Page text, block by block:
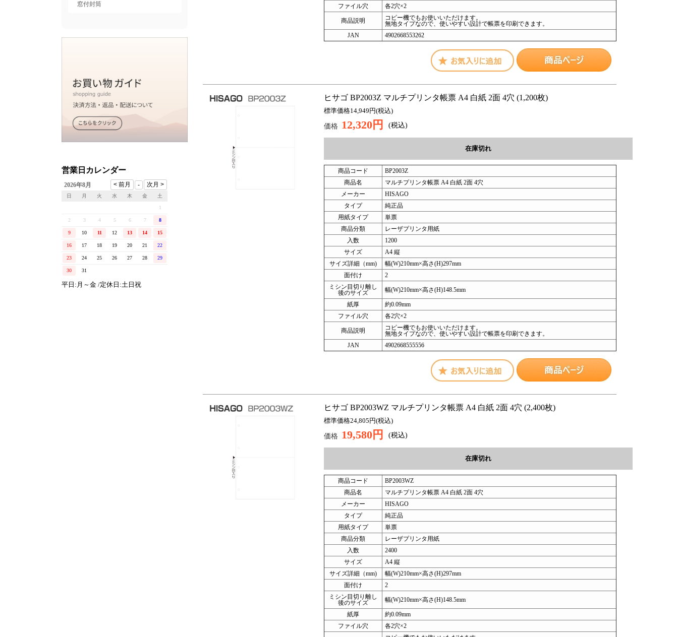
窓付封筒
営業日カレンダー
2026年8月
日 月 火 水 木 金 土
1
2 3 4 5 6 7 8
9 10 11 12 13 14 15
16 17 18 19 20 21 22
23 24 25 26 27 28 29
30 31
平日:月～金 /定休日:土日祝
ファイル穴
各2穴×2
商品説明
コピー機でもお使いいただけます。
無地タイプなので、使いやすい設計で帳票を印刷できます。
JAN
4902668553262
ヒサゴ BP2003Z マルチプリンタ帳票 A4 白紙 2面 4穴 (1,200枚)
標準価格14,949円(税込)
価格 12,320円 (税込)
在庫切れ
商品コード
BP2003Z
商品名
マルチプリンタ帳票 A4 白紙 2面 4穴
メーカー
HISAGO
タイプ
純正品
用紙タイプ
単票
商品分類
レーザプリンタ用紙
入数
1200
サイズ
A4 縦
サイズ詳細（mm)
幅(W)210mm×高さ(H)297mm
面付け
2
ミシン目切り離し
後のサイズ
幅(W)210mm×高さ(H)148.5mm
紙厚
約0.09mm
ファイル穴
各2穴×2
商品説明
コピー機でもお使いいただけます。
無地タイプなので、使いやすい設計で帳票を印刷できます。
JAN
4902668555556
ヒサゴ BP2003WZ マルチプリンタ帳票 A4 白紙 2面 4穴 (2,400枚)
標準価格24,805円(税込)
価格 19,580円 (税込)
在庫切れ
商品コード
BP2003WZ
商品名
マルチプリンタ帳票 A4 白紙 2面 4穴
メーカー
HISAGO
タイプ
純正品
用紙タイプ
単票
商品分類
レーザプリンタ用紙
入数
2400
サイズ
A4 縦
サイズ詳細（mm)
幅(W)210mm×高さ(H)297mm
面付け
2
ミシン目切り離し
後のサイズ
幅(W)210mm×高さ(H)148.5mm
紙厚
約0.09mm
ファイル穴
各2穴×2